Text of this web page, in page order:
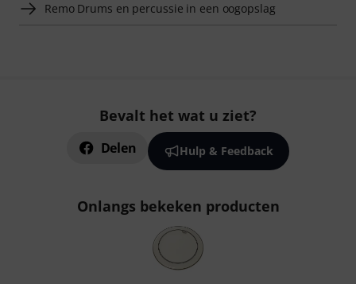
Remo Drums en percussie in een oogopslag
Bevalt het wat u ziet?
Delen Hulp & Feedback
Onlangs bekeken producten